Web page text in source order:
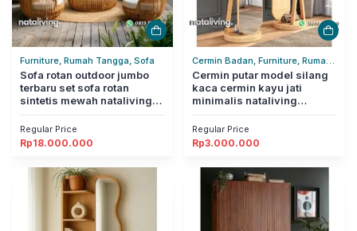
Furniture, Rumah Tangga, Sofa
Sofa rotan outdoor jumbo
terbaru set sofa rotan
sintetis mewah nataliving
Regular Price
Rp18.000.000
Cermin Badan, Furniture, Rumah
Tangga
Cermin putar model silang
kaca cermin kayu jati
minimalis nataliving
Regular Price
Rp3.000.000